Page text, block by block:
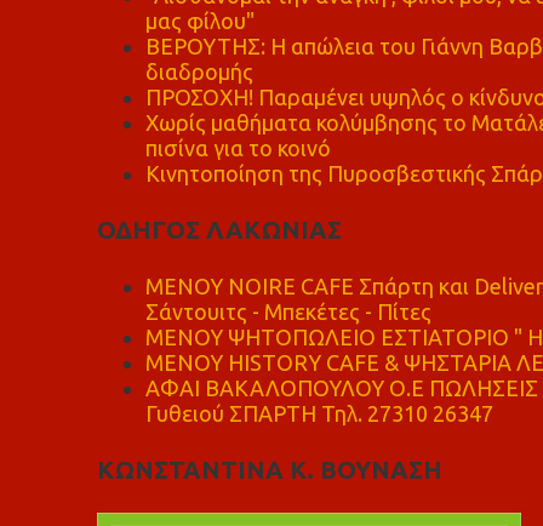
μας φίλου"
ΒΕΡΟΥΤΗΣ: Η απώλεια του Γιάννη
διαδρομής
ΠΡΟΣΟΧΗ! Παραμένει υψηλός ο
Χωρίς μαθήματα κολύμβησης το
πισίνα για το κοινό
Κινητοποίηση της Πυροσβεστικής
ΟΔΗΓΟΣ ΛΑΚΩΝΙΑΣ
MENOY NOIRE CAFE Σπάρτη και
Σάντουιτς - Μπεκέτες - Πίτες
ΜΕΝΟΥ ΨΗΤΟΠΩΛΕΙΟ ΕΣΤΙΑΤΟΡΙΟ "
ΜΕΝΟΥ HISTORY CAFE & ΨΗΣΤΑΡΙΑ
ΑΦΑΙ ΒΑΚΑΛΟΠΟΥΛΟΥ Ο.Ε ΠΩΛΗΣΕΙΣ
Γυθειού ΣΠΑΡΤΗ Τηλ. 27310 26347
ΚΩΝΣΤΑΝΤΙΝΑ Κ. ΒΟΥΝΑΣΗ